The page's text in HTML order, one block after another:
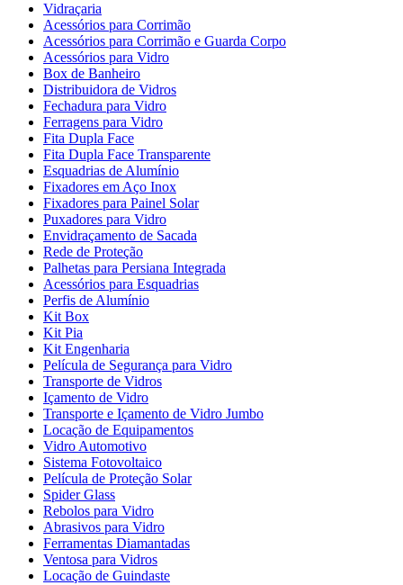
Vidraçaria
Acessórios para Corrimão
Acessórios para Corrimão e Guarda Corpo
Acessórios para Vidro
Box de Banheiro
Distribuidora de Vidros
Fechadura para Vidro
Ferragens para Vidro
Fita Dupla Face
Fita Dupla Face Transparente
Esquadrias de Alumínio
Fixadores em Aço Inox
Fixadores para Painel Solar
Puxadores para Vidro
Envidraçamento de Sacada
Rede de Proteção
Palhetas para Persiana Integrada
Acessórios para Esquadrias
Perfis de Alumínio
Kit Box
Kit Pia
Kit Engenharia
Película de Segurança para Vidro
Transporte de Vidros
Içamento de Vidro
Transporte e Içamento de Vidro Jumbo
Locação de Equipamentos
Vidro Automotivo
Sistema Fotovoltaico
Película de Proteção Solar
Spider Glass
Rebolos para Vidro
Abrasivos para Vidro
Ferramentas Diamantadas
Ventosa para Vidros
Locação de Guindaste